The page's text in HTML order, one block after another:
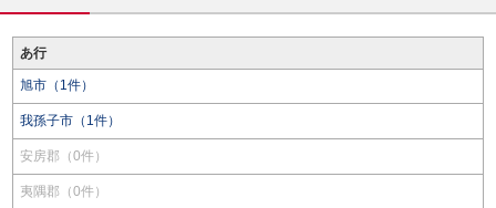
あ行
旭市（1件）
我孫子市（1件）
安房郡（0件）
夷隅郡（0件）